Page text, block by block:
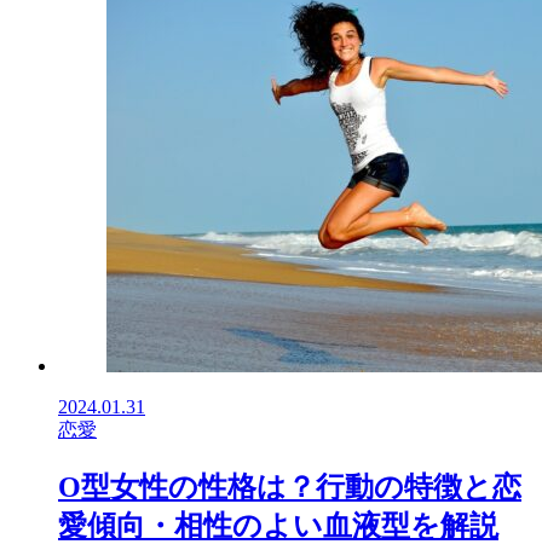
2024.01.31
恋愛
O型女性の性格は？行動の特徴と恋
愛傾向・相性のよい血液型を解説